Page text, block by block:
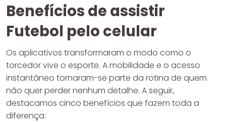
Benefícios de assistir
Futebol pelo celular
Os aplicativos transformaram o modo como o
torcedor vive o esporte. A mobilidade e o acesso
instantâneo tornaram-se parte da rotina de quem
não quer perder nenhum detalhe. A seguir,
destacamos cinco benefícios que fazem toda a
diferença: